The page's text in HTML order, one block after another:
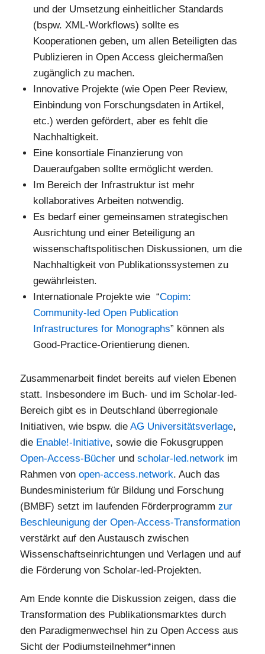
und der Umsetzung einheitlicher Standards
(bspw. XML-Workflows) sollte es
Kooperationen geben, um allen Beteiligten das
Publizieren in Open Access gleichermaßen
zugänglich zu machen.
Innovative Projekte (wie Open Peer Review,
Einbindung von Forschungsdaten in Artikel,
etc.) werden gefördert, aber es fehlt die
Nachhaltigkeit.
Eine konsortiale Finanzierung von
Daueraufgaben sollte ermöglicht werden.
Im Bereich der Infrastruktur ist mehr
kollaboratives Arbeiten notwendig.
Es bedarf einer gemeinsamen strategischen
Ausrichtung und einer Beteiligung an
wissenschaftspolitischen Diskussionen, um die
Nachhaltigkeit von Publikationssystemen zu
gewährleisten.
Internationale Projekte wie “Copim:
Community-led Open Publication
Infrastructures for Monographs” können als
Good-Practice-Orientierung dienen.
Zusammenarbeit findet bereits auf vielen Ebenen
statt. Insbesondere im Buch- und im Scholar-led-
Bereich gibt es in Deutschland überregionale
Initiativen, wie bspw. dieAG Universitätsverlage,
die Enable!-Initiative, sowie die Fokusgruppen
Open-Access-Bücher undscholar-led.network im
Rahmen vonopen-access.network. Auch das
Bundesministerium für Bildung und Forschung
(BMBF) setzt im laufenden Förderprogramm zur
Beschleunigung der Open-Access-Transformation
verstärkt auf den Austausch zwischen
Wissenschaftseinrichtungen und Verlagen und auf
die Förderung von Scholar-led-Projekten.
Am Ende konnte die Diskussion zeigen, dass die
Transformation des Publikationsmarktes durch
den Paradigmenwechsel hin zu Open Access aus
Sicht der Podiumsteilnehmer*innen